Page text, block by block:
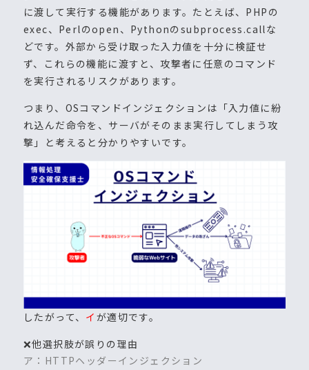
に渡して実行する機能があります。たとえば、PHPの
exec、Perlのopen、Pythonのsubprocess.callな
どです。外部から受け取った入力値を十分に検証せ
ず、これらの機能に渡すと、攻撃者に任意のコマンド
を実行されるリスクがあります。
つまり、OSコマンドインジェクションは「入力値に紛
れ込んだ命令を、サーバがそのまま実行してしまう攻
撃」と考えると分かりやすいです。
したがって、 イ が適切です。
❌他選択肢が誤りの理由
ア：HTTPヘッダーインジェクション